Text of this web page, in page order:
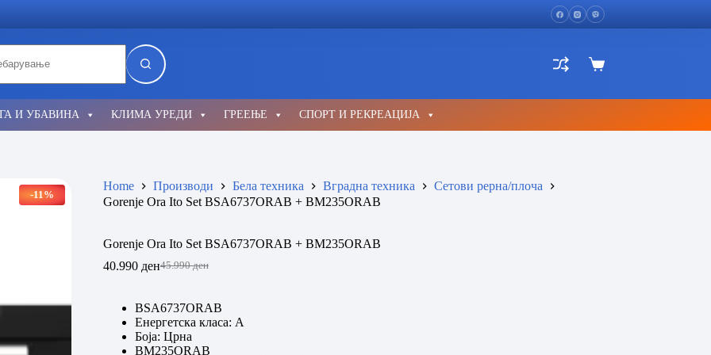
Shopping
И УБАВИНА КЛИМА УРЕДИ ГРЕЕЊЕ СПОРТ И РЕКРЕАЦИЈА
-11%
Home Производи Бела техника Вградна техника
Сетови рерна/плоча
Gorenje Ora Ito Set BSA6737ORAB + BM235ORAB
Gorenje Ora Ito Set BSA6737ORAB + BM235ORAB
45.990ден
Original
45.990 ден.
40.990 денCurrent
40.990 ден.
BSA6737ORAB
Енергетска класа: А
Боја: Црна
BM235ORAB